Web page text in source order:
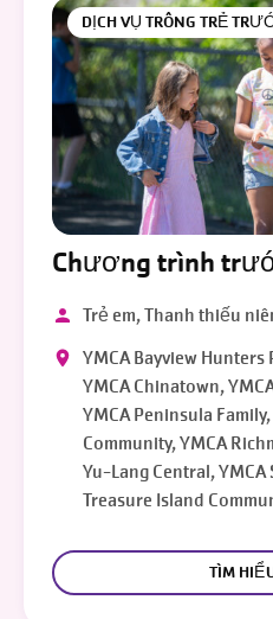
DỊCH VỤ TRÔNG TRẺ
Chương trình
Trẻ em, Thanh thiếu
YMCA Bayview
YMCA Chinatown,
YMCA Peninsula
Community, YMCA
Yu-Lang Central,
Treasure Island
TÌM